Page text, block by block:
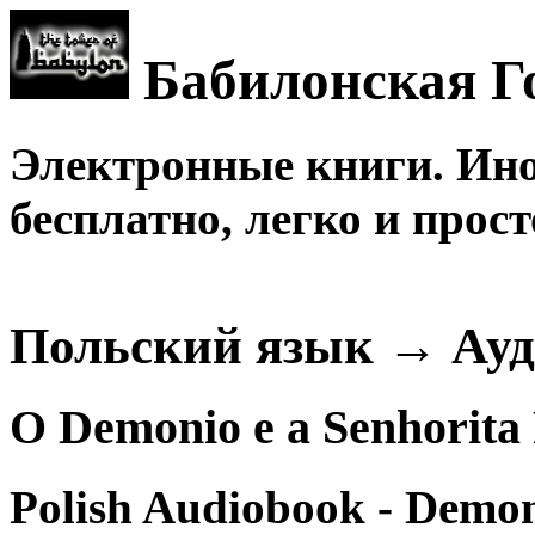
Бабилонская
Электронные книги.
бесплатно, легко и
Польский язык →
O Demonio e a
Polish Audiobook -